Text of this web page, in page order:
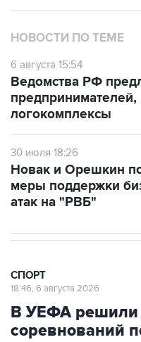
НОВОСТИ ПО ТЕМЕ
6 августа 15:54
Ведомства РФ
предпринимателей,
логокомплексы
30 июля 18:26
Новак и Орешкин
меры поддержки
атак на "РВБ"
СПОРТ
18:46, 6 августа 2026
В УЕФА решили
соревнований